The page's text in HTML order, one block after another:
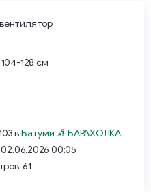
128 см
вБатуми 🧦 БАРАХОЛКА
00:05
61